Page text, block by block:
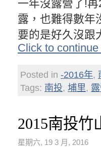
一年沒露營了!
露，也難得數年
要的是好久沒跟
Click to continue
Posted in -2016年,
Tags: 南投, 埔里,
2015南投
星期六, 19 3 月, 2016